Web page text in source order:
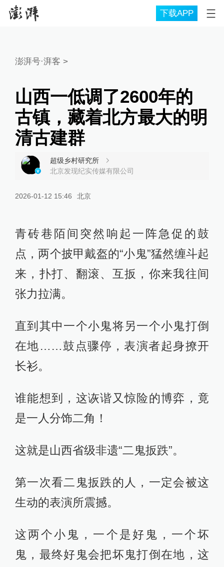
下载APP
澎湃号·湃客 >
山西一低调了2600年的
古镇，藏着北方最大的明
清古建群
超级乡村研究所
北京发现纪实传媒有限公司
2026-01-12 15:46 北京
青砖巷陌间突然响起一阵急促的鼓
点，两个披甲戴盔的“小鬼”猛然缠斗起
来，扑打、翻滚、互扳，你来我往间
张力拉满。
直到其中一个小鬼将另一个小鬼打倒
在地……鼓点骤停，表演者起身撩开
长衫。
谁能想到，这诙谐又惊险的博弈，竟
是一人分饰二角！
这就是山西省级非遗“二鬼扳跌”。
第一次看二鬼扳跌的人，一定会被这
生动的表演所震撼。
这两个小鬼，一个是好鬼，一个坏
鬼，最终好鬼会把坏鬼打倒在地，这